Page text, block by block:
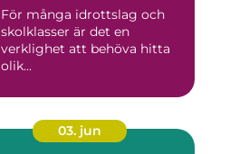
För många idrottslag och
skolklasser är det en
verklighet att behöva hitta
olik...
03. jun